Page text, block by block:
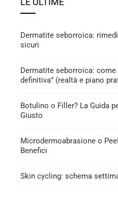
Dermatite seborroica:
sicuri
Dermatite seborroica: come
definitiva” (realtà e piano
Botulino o Filler? La Guida
Giusto
Microdermoabrasione o
Benefici
Skin cycling: schema